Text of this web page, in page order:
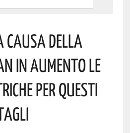
Causa Della
In Aumento Le
Per Questi